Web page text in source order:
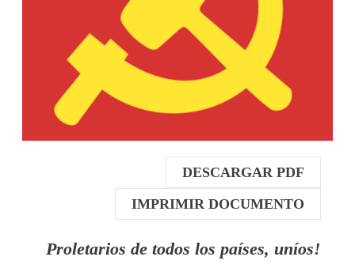
DESCARGAR PDF
IMPRIMIR DOCUMENTO
Proletarios de todos los países, uníos!